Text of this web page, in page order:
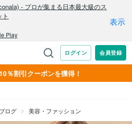
％割引クーポンを獲得！
ブログ 美容・ファッション